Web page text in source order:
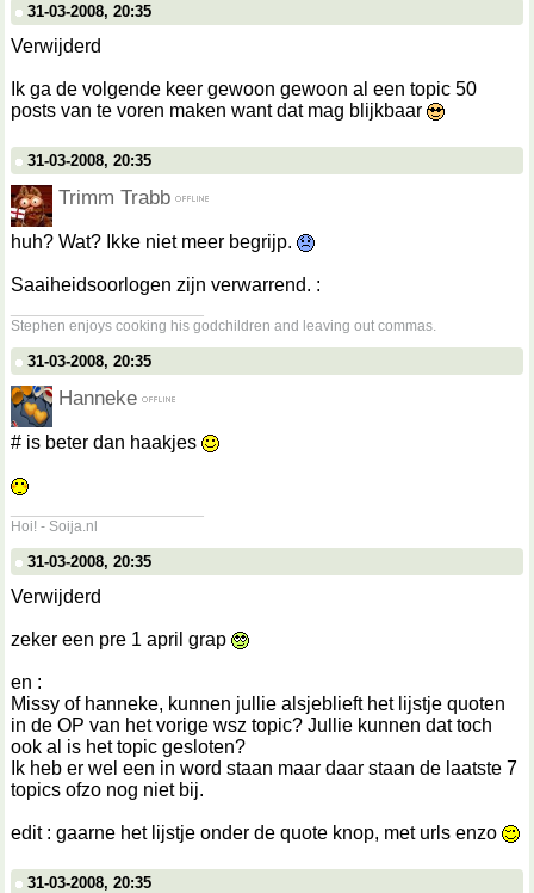
31-03-2008, 20:35
Verwijderd
Ik ga de volgende keer gewoon gewoon al een topic 50
posts van te voren maken want dat mag blijkbaar
31-03-2008, 20:35
Trimm Trabb
huh? Wat? Ikke niet meer begrijp.
Saaiheidsoorlogen zijn verwarrend. :
Stephen enjoys cooking his godchildren and leaving out commas.
31-03-2008, 20:35
Hanneke
# is beter dan haakjes
Hoi! - Soija.nl
31-03-2008, 20:35
Verwijderd
zeker een pre 1 april grap
en :
Missy of hanneke, kunnen jullie alsjeblieft het lijstje quoten
in de OP van het vorige wsz topic? Jullie kunnen dat toch
ook al is het topic gesloten?
Ik heb er wel een in word staan maar daar staan de laatste 7
topics ofzo nog niet bij.
edit : gaarne het lijstje onder de quote knop, met urls enzo
31-03-2008, 20:35